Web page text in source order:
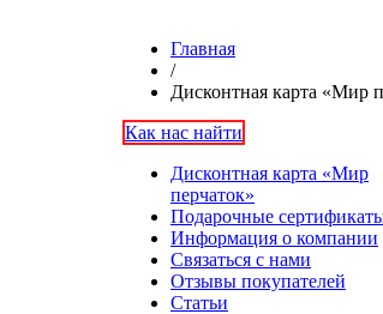
Главная
/
Дисконтная карта «Мир
Как нас найти
Дисконтная карта «Мир
перчаток»
Подарочные
Информация о компании
Связаться с нами
Отзывы покупателей
Статьи